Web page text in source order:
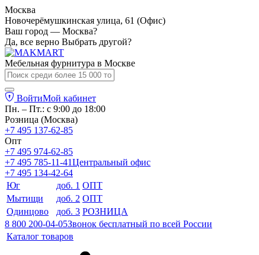
Москва
Новочерёмушкинская улица, 61 (Офис)
Ваш город — Москва?
Да, все верно Выбрать другой?
Мебельная фурнитура в Москве
ВойтиМой кабинет
Пн. – Пт.: с 9:00 до 18:00
Розница (Москва)
+7 495 137-62-85
Опт
+7 495 974-62-85
+7 495 785-11-41Центральный офис
+7 495 134-42-64
Юг
доб. 1 ОПТ
Мытищи
доб. 2 ОПТ
Одинцово
доб. 3 РОЗНИЦА
8 800 200-04-05Звонок бесплатный по всей России
Каталог товаров